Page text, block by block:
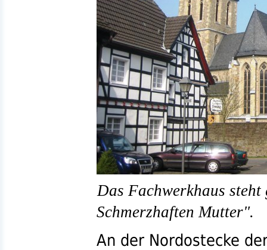
Das Fachwerkhaus
Schmerzhaften Mutter".
An der Nordostecke